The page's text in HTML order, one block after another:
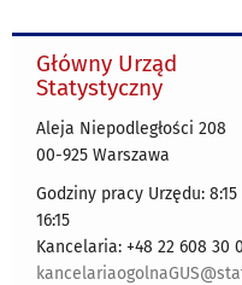
Główny Urząd
Statystyczny
Aleja Niepodległości 208
00-925 Warszawa
Godziny pracy Urzędu: 8:15
16:15
Kancelaria: +48 22 608 30